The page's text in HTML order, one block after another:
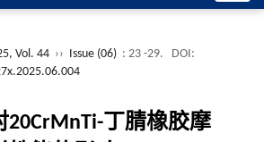
Vol. 44 ›› Issue (06) : 23 -29.
DOI:
20CrMnTi-丁腈橡胶摩